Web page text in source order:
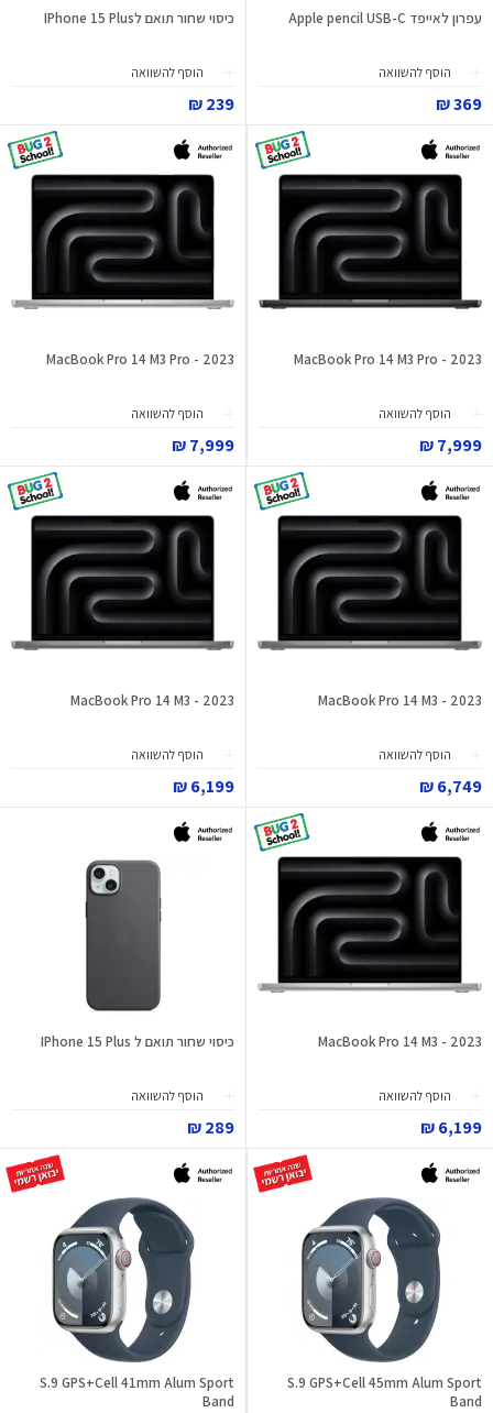
עפרון לאייפד Apple pencil USB-C
הוסף להשוואה
369 ₪
כיסוי שחור תואם לIPhone 15 Plus
הוסף להשוואה
239 ₪
MacBook Pro 14 M3 Pro - 2023
הוסף להשוואה
7,999 ₪
MacBook Pro 14 M3 Pro - 2023
הוסף להשוואה
7,999 ₪
MacBook Pro 14 M3 - 2023
הוסף להשוואה
6,749 ₪
MacBook Pro 14 M3 - 2023
הוסף להשוואה
6,199 ₪
MacBook Pro 14 M3 - 2023
הוסף להשוואה
6,199 ₪
כיסוי שחור תואם ל IPhone 15 Plus
הוסף להשוואה
289 ₪
S.9 GPS+Cell 45mm Alum Sport
Band
S.9 GPS+Cell 41mm Alum Sport
Band